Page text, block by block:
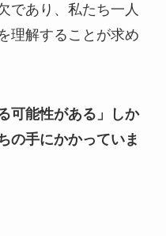
であり、私たち一人
理解することが求め
可能性がある」しか
の手にかかっていま